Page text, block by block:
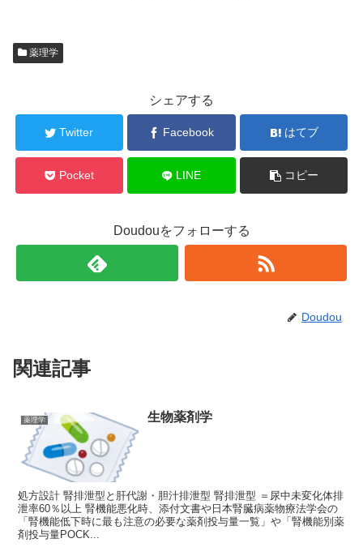
薬理学
シェアする
Twitter Facebook はてブ
Pocket LINE コピー
Doudouをフォローする
Doudou
関連記事
薬理学 生物薬剤学
処方設計 腎排泄型と肝代謝・胆汁排泄型 腎排泄型 ＝尿中未変化体排
泄率60％以上 腎機能悪化時、添付文書や日本腎臓病薬物療法学会の
「腎機能低下時に最も注意の必要な薬剤投与量一覧」や「腎機能別薬
剤投与量POCK...